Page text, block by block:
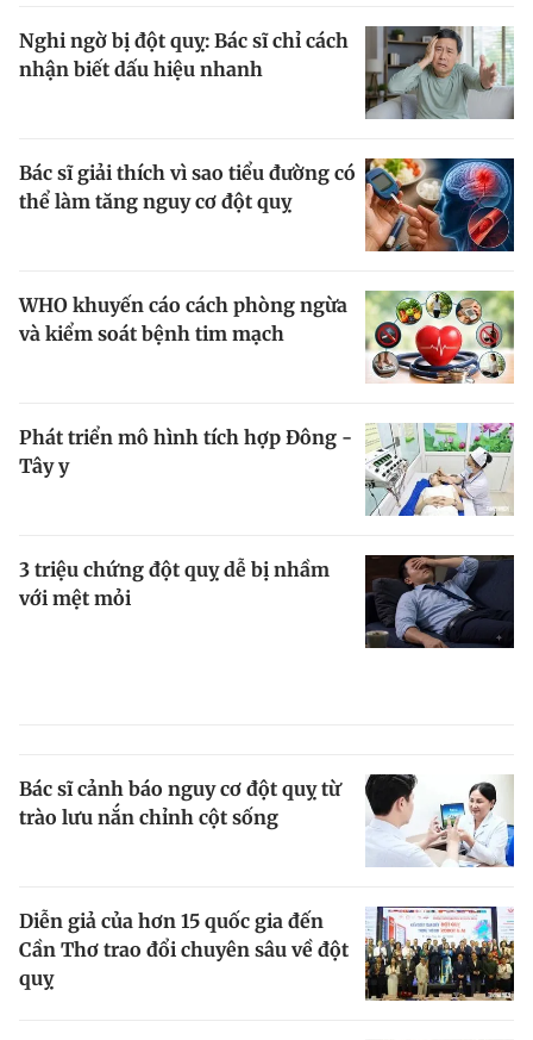
Hotline
0906 645 777
Liên hệ quảng cáo
0908 780 404
Tổng biên tập: Nguyễn Ngọc Toàn
Phó tổng biên tập thường trực: Hải Thành
Giấy phép xuất bản số 110/GP - BTTTT cấp ngày 24.3.2020
© 2003-2026 Bản quyền thuộc về Báo Thanh Niên. Cấm sao chép
dưới mọi hình thức nếu không có sự chấp thuận bằng văn bản.
Nghi ngờ bị đột quỵ: Bác sĩ chỉ cách
nhận biết dấu hiệu nhanh
Bác sĩ giải thích vì sao tiểu đường có
thể làm tăng nguy cơ đột quỵ
WHO khuyến cáo cách phòng ngừa
và kiểm soát bệnh tim mạch
Phát triển mô hình tích hợp Đông -
Tây y
3 triệu chứng đột quỵ dễ bị nhầm
với mệt mỏi
Bác sĩ cảnh báo nguy cơ đột quỵ từ
trào lưu nắn chỉnh cột sống
Diễn giả của hơn 15 quốc gia đến
Cần Thơ trao đổi chuyên sâu về đột
quỵ